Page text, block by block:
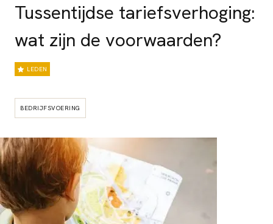
Tussentijdse tariefsverhoging:
wat zijn de voorwaarden?
LEDEN
BEDRIJFSVOERING